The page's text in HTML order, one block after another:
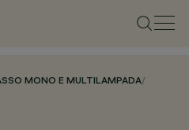
MONO E MULTILAMPADA/